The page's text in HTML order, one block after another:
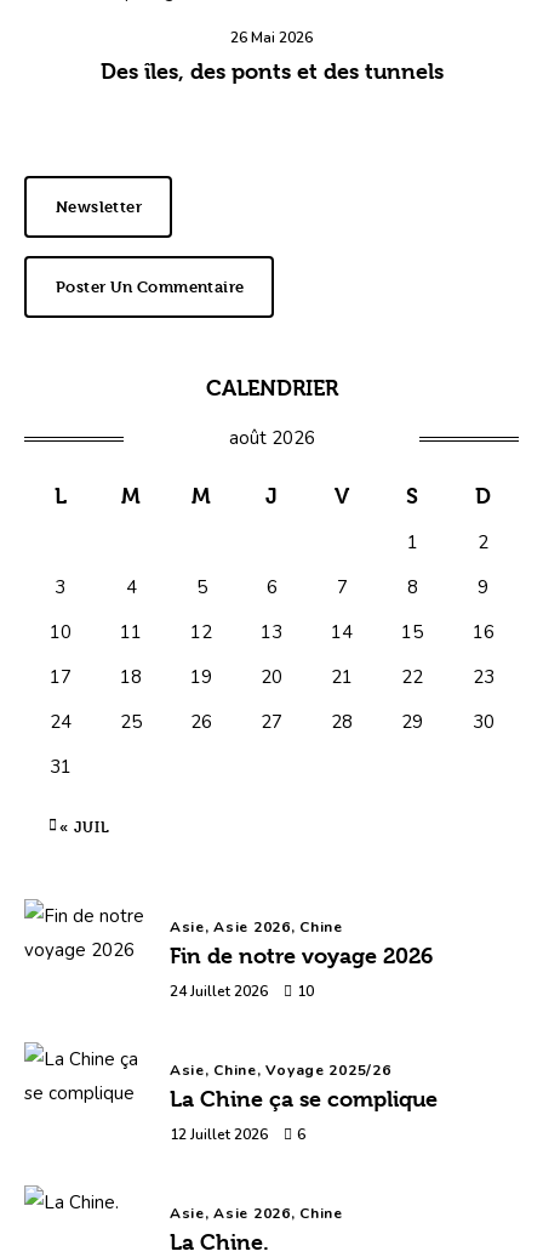
26 Mai 2026
Des îles, des ponts et des tunnels
Newsletter
Poster Un Commentaire
CALENDRIER
août 2026
L M M J V S D
1
2
3
4 5 6 7 8
9
10
11 12 13 14 15
16
17
18 19 20 21 22
23
24
25 26 27 28 29
30
31
« JUIL
Asie,Asie 2026, Chine
Fin de notre voyage 2026
24 Juillet 2026 10
Asie, Chine,Voyage 2025/26
La Chine ça se complique
12 Juillet 2026 6
Asie,Asie 2026, Chine
La Chine.